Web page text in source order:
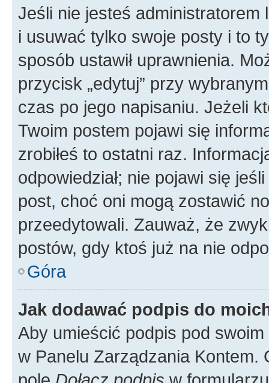
Jeśli nie jesteś
i usuwać tylko swoje posty i to
sposób ustawił uprawnienia.
przycisk „edytuj” przy
czas po jego napisaniu. Jeżeli
Twoim postem pojawi się
zrobiłeś to ostatni raz.
odpowiedział; nie pojawi się
post, choć oni mogą zostawić
przeedytowali. Zauważ, że
postów, gdy ktoś już na nie
Góra
Jak dodawać podpis do
Aby umieścić podpis pod
w Panelu Zarządzania